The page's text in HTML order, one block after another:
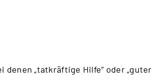
„tatkräftige Hilfe“ oder „guter